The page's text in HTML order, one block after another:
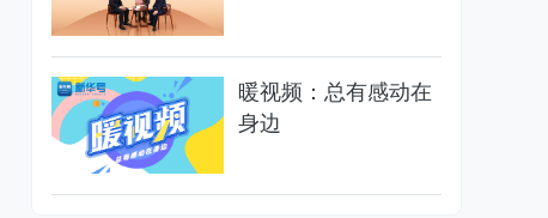
暖视频：总有感动在
身边